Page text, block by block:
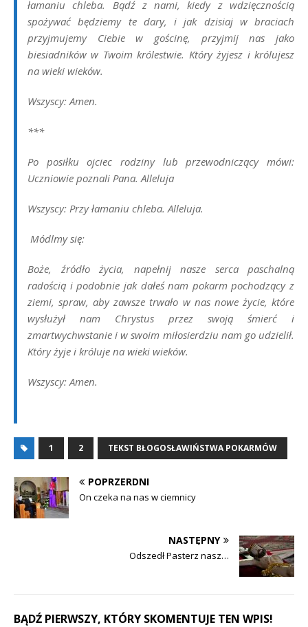
łamaniu chleba. Bądź z nami, kiedy z wdzięcznością
spożywać będziemy te dary, i jak dzisiaj w braciach
przyjmujemy Ciebie w gościnę, przyjmij nas jako
biesiadników w Twoim królestwie. Który żyjesz i królujesz
na wieki wieków.
Wszyscy: Amen.
***
Po posiłku ojciec rodziny lub przewodniczący mówi:
Uczniowie poznali Pana. Alleluja
Wszyscy: Przy łamaniu chleba. Alleluja.
Módlmy się:
Boże, źródło życia, napełnij nasze serca paschalną
radością i podobnie jak dałeś nam pokarm pochodzący z
ziemi, spraw, aby zawsze trwało w nas nowe życie, które
wysłużył nam Chrystus przez swoją śmierć i
zmartwychwstanie i w swoim miłosierdziu nam go udzielił.
Który żyje i króluje na wieki wieków.
Wszyscy: Amen.
1 2 TEKST BŁOGOSŁAWIŃSTWA POKARMÓW
POPRZERDNI
On czeka na nas w ciemnicy
NASTĘPNY
Odszedł Pasterz nasz…
BĄDŹ PIERWSZY, KTÓRY SKOMENTUJE TEN WPIS!